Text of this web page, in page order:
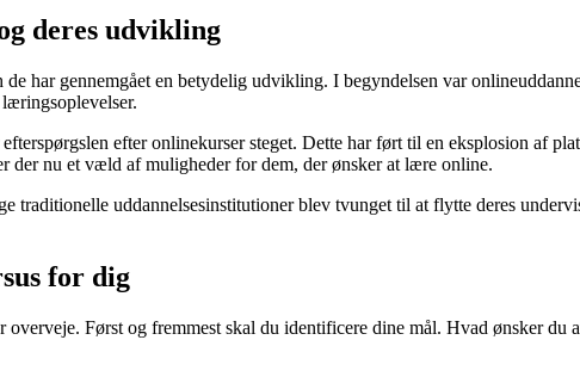
deres udvikling
har gennemgået en betydelig udvikling. I begyndelsen var
efter onlinekurser steget. Dette har ført til en eksplosion af
der nu et væld af muligheder for dem, der ønsker at lære online.
traditionelle uddannelsesinstitutioner blev tvunget til at flytte deres
for dig
Først og fremmest skal du identificere dine mål. Hvad ønsker